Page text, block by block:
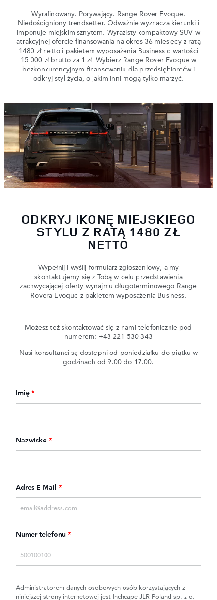
Wyrafinowany. Porywający. Range Rover Evoque.
Niedościgniony trendsetter. Odważnie wyznacza kierunki i
imponuje miejskim sznytem. Wyrazisty kompaktowy SUV w
atrakcyjnej ofercie finansowania na okres 36 miesięcy z ratą
1480 zł netto i pakietem wyposażenia Business o wartości
15 000 zł brutto za 1 zł. Wybierz Range Rover Evoque w
bezkonkurencyjnym finansowaniu dla przedsiębiorców i
odkryj styl życia, o jakim inni mogą tylko marzyć.
ODKRYJ IKONĘ MIEJSKIEGO
STYLU Z RATĄ 1480 ZŁ
NETTO
Wypełnij i wyślij formularz zgłoszeniowy, a my
skontaktujemy się z Tobą w celu przedstawienia
zachwycającej oferty wynajmu długoterminowego Range
Rovera Evoque z pakietem wyposażenia Business.
Możesz też skontaktować się z nami telefonicznie pod
numerem: +48 221 530 343
Nasi konsultanci są dostępni od poniedziałku do piątku w
godzinach od 9.00 do 17.00.
Imię *
Nazwisko *
Adres E-Mail *
Numer telefonu *
Administratorem danych osobowych osób korzystających z
niniejszej strony internetowej jest Inchcape JLR Poland sp. z o.